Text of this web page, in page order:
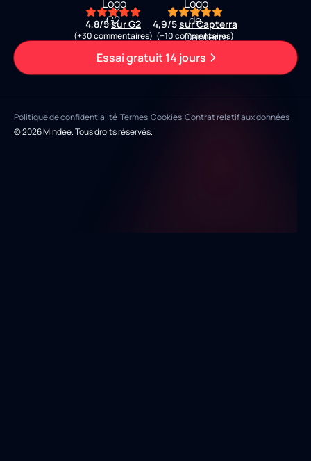
4,8/5sur G2
(+30 commentaires)
4,9/5sur Capterra
(+10 commentaires)
Essai gratuit 14 jours
© 2026 Mindee. Tous droits réservés.
Politique de confidentialité Termes Cookies Contrat relatif aux données